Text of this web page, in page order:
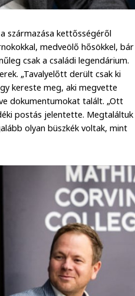
származása kettősségéről
medveölő hősökkel, bár
csak a családi legendárium.
„Tavalyelőtt derült csak ki
kereste meg, aki megvette
dokumentumokat talált. „Ott
postás jelentette. Megtaláltuk
olyan büszkék voltak, mint